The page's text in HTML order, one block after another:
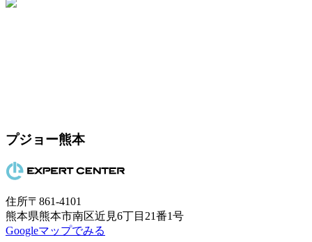
プジョー熊本
住所〒861-4101
熊本県熊本市南区近見6丁目21番1号
Googleマップでみる